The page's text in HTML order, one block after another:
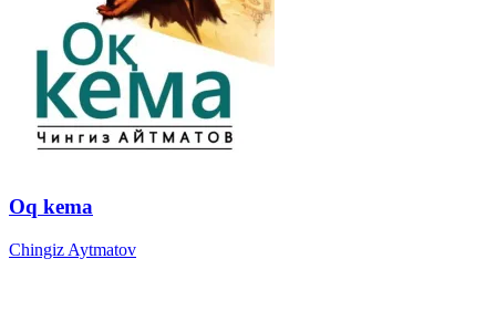
Oq kema
Chingiz Aytmatov